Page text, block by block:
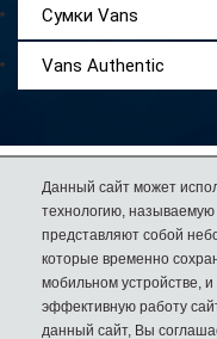
Сумки Vans
Vans Authentic
Работаемс 2009 года
Более 50 000
74% клиентов
Данный сайт может
технологию, называемую cookie. Файлы cookie
представляют собой
которые временно сохраняются на вашем компьютере или
мобильном устройстве,
эффективную работу сайта. Продолжая
данный сайт, Вы